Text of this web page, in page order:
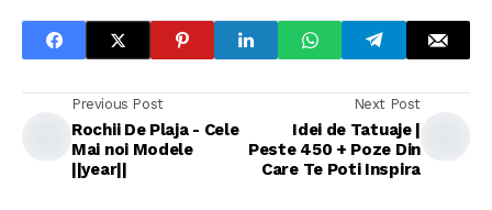
Previous Post
Rochii De Plaja - Cele
Mai noi Modele
||year||
Next Post
Idei de Tatuaje |
Peste 450 + Poze Din
Care Te Poti Inspira